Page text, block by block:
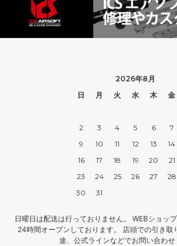
2026年8月
日
月 火 水 木 金
2
3 4 5 6 7
9
10 11 12 13 14
16
17 18 19 20 21
23
24 25 26 27 28
30
31
日曜日は配送は行っておりません。 WEBショッ
24時間オープンしております。 店頭での引き取
途、公式ラインなどでお問い合わせ